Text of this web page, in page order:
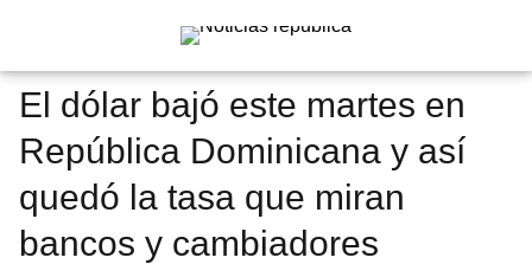
El dólar bajó este martes en
República Dominicana y así
quedó la tasa que miran
bancos y cambiadores